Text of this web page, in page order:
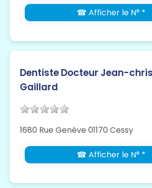
☎ Afficher le N° *
Dentiste Docteur Jean-
Gaillard
1680 Rue Genève 01170 Cessy
☎ Afficher le N° *